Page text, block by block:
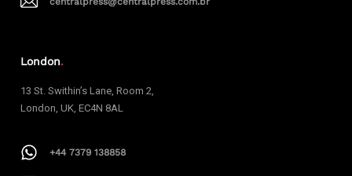
London.
13 St. Swithin’s Lane, Room 2,
London, UK, EC4N 8AL
+44 7379 138858